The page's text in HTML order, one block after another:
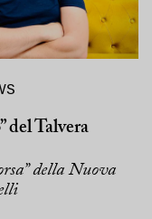
del Talvera
della Nuova